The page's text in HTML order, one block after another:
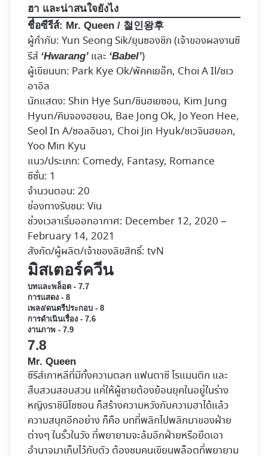
ฮา และน่าสนใจยังไง
ชื่อซีรีส์: Mr. Queen / 철인왕후
ผู้กำกับ: Yun Seong Sik/ยุนซองชิก (เจ้าของผลงานซี
รีส์ ‘Hwarang’ และ ‘Babel’)
ผู้เขียนบท: Park Kye Ok/พัคคเยอ๊ก, Choi A Il/ชเว
อาอิล
นักแสดง: Shin Hye Sun/ชินฮเยซอน, Kim Jung
Hyun/คิมจองฮยอน, Bae Jong Ok, Jo Yeon Hee,
Seol In A/ซอลอินอา, Choi Jin Hyuk/ชเวจินฮยอก,
Yoo Min Kyu
แนว/ประเภท: Comedy, Fantasy, Romance
ซีซั่น: 1
จำนวนตอน: 20
ช่องทางรับชม: Viu
ช่วงเวลาเริ่มออกอากาศ: December 12, 2020 –
February 14, 2021
สังกัด/ผู้ผลิต/เจ้าของลิขสิทธิ์: tvN
มิสเตอร์ควีน
บทและพล็อต - 7.7
การแสดง - 8
เพลง/ดนตรีประกอบ - 8
การดำเนินเรื่อง - 7.6
งานภาพ - 7.9
7.8
Mr. Queen
ซีรีส์เกาหลีที่มีทั้งความตลก แฟนตาซี โรแมนติก และ
สืบสวนสอบสวน แค่ให้ผู้ชายต้องย้อนยุคในอยู่ในร่าง
หญิงราชินีโชซอน ก็สร้างความหวังกับความฮาได้แล้ว
ความสนุกอีกอย่าง ก็คือ บทที่พลิกไปพลิกมาของฝ่าย
ต่างๆ ในรั้วในวัง ที่พยายามจะล้มอีกฝ่ายหรือยึดเอา
อำนาจมาเก็บไว้กับตัว ต้องชมคนเขียนพล็อตที่พยายาม